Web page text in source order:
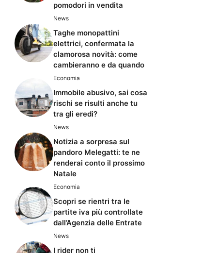
pomodori in vendita
News
Taghe monopattini
elettrici, confermata la
clamorosa novità: come
cambieranno e da quando
Economia
Immobile abusivo, sai cosa
rischi se risulti anche tu
tra gli eredi?
News
Notizia a sorpresa sul
pandoro Melegatti: te ne
renderai conto il prossimo
Natale
Economia
Scopri se rientri tra le
partite iva più controllate
dall’Agenzia delle Entrate
News
I rider non ti